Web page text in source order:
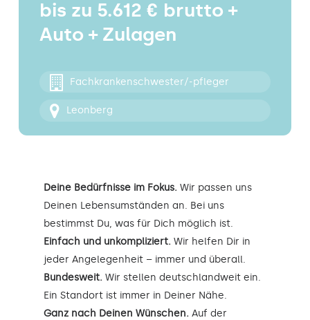
Kontaktbis zu 5.612 € brutto +
Auto + Zulagen
Fachkrankenschwester/-pfleger
Leonberg
Deine Bedürfnisse im Fokus. Wir passen uns
Deinen Lebensumständen an. Bei uns
bestimmst Du, was für Dich möglich ist.
Einfach und unkompliziert. Wir helfen Dir in
jeder Angelegenheit – immer und überall.
Bundesweit. Wir stellen deutschlandweit ein.
Ein Standort ist immer in Deiner Nähe.
Ganz nach Deinen Wünschen. Auf der